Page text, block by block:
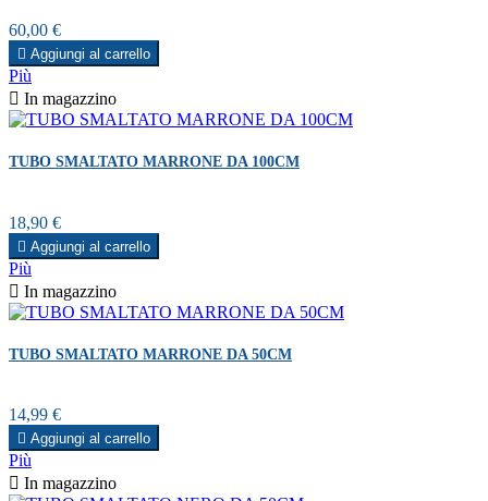
Prezzo
60,00 €
 Aggiungi al carrello
Più
 In magazzino
TUBO SMALTATO MARRONE DA 100CM
Prezzo
18,90 €
 Aggiungi al carrello
Più
 In magazzino
TUBO SMALTATO MARRONE DA 50CM
Prezzo
14,99 €
 Aggiungi al carrello
Più
 In magazzino